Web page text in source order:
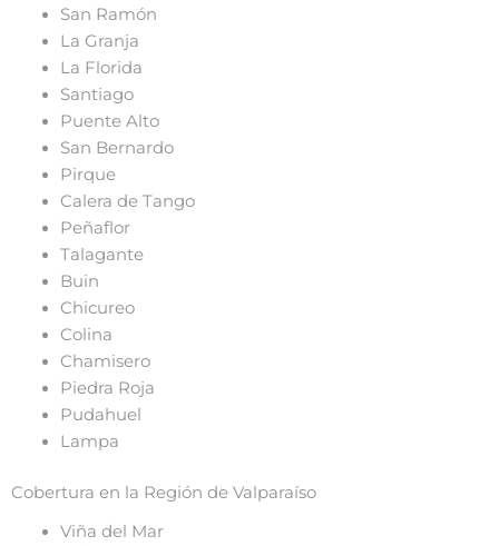
San Ramón
La Granja
La Florida
Santiago
Puente Alto
San Bernardo
Pirque
Calera de Tango
Peñaflor
Talagante
Buin
Chicureo
Colina
Chamisero
Piedra Roja
Pudahuel
Lampa
Cobertura en la Región de Valparaíso
Viña del Mar